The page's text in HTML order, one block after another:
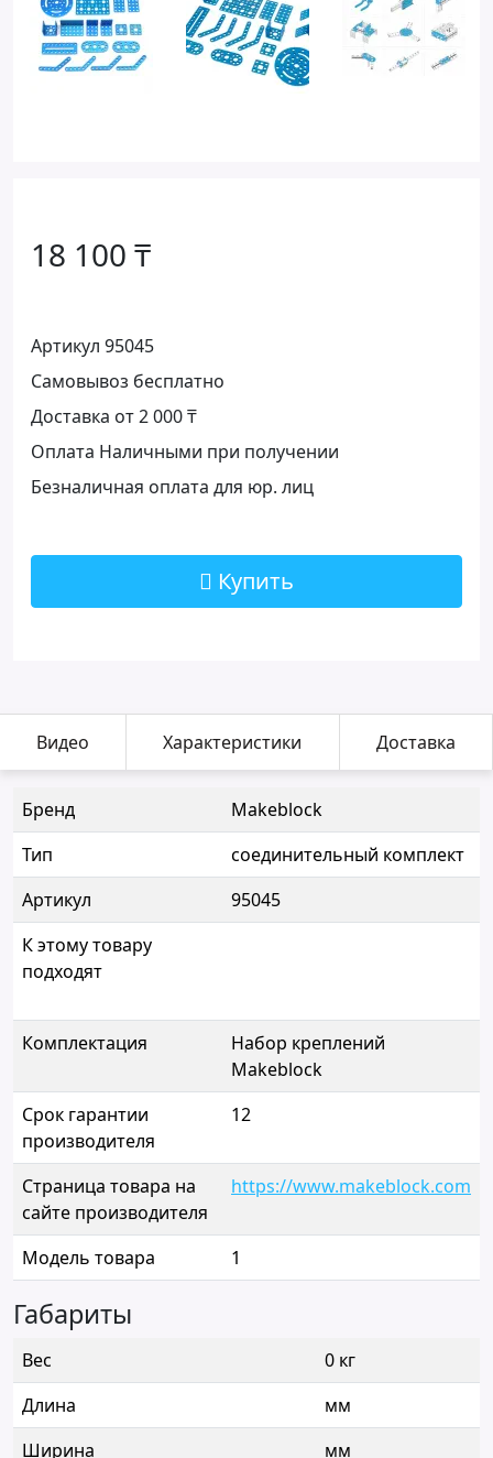
18 100 ₸
Артикул 95045
Самовывоз бесплатно
Доставка от 2 000 ₸
Оплата Наличными при получении
Безналичная оплата для юр. лиц
Купить
Видео Характеристики Доставка
Бренд
Makeblock
Тип
соединительный комплект
Артикул
95045
К этому товару
подходят
Комплектация
Набор креплений
Makeblock
Срок гарантии
производителя
12
Страница товара на
сайте производителя
https://www.makeblock.com
Модель товара 1
Габариты
Вес
0 кг
Длина
мм
Ширина
мм